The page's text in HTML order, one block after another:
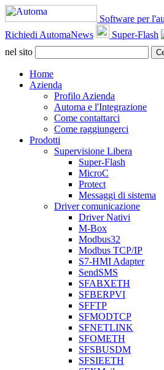
Software per
Richiedi AutomaNews
Super-Flash
nel sito
Home
Azienda
Profilo Azienda
Automa e l'Integrazione
Come contattarci
Come raggiungerci
Prodotti
Supervisione Libera
Super-Flash
MicroC
Protect
Messaggi di sistema
Driver comunicazione
Driver Nativi
M-Box
Modbus32
Modbus TCP/IP
S7-HMI Adapter
SendSMS
SFABXETH
SFBERPVI
SFFTP
SFMODTCP
SFNETLINK
SFOMETH
SFSBUSDM
SFSIEETH